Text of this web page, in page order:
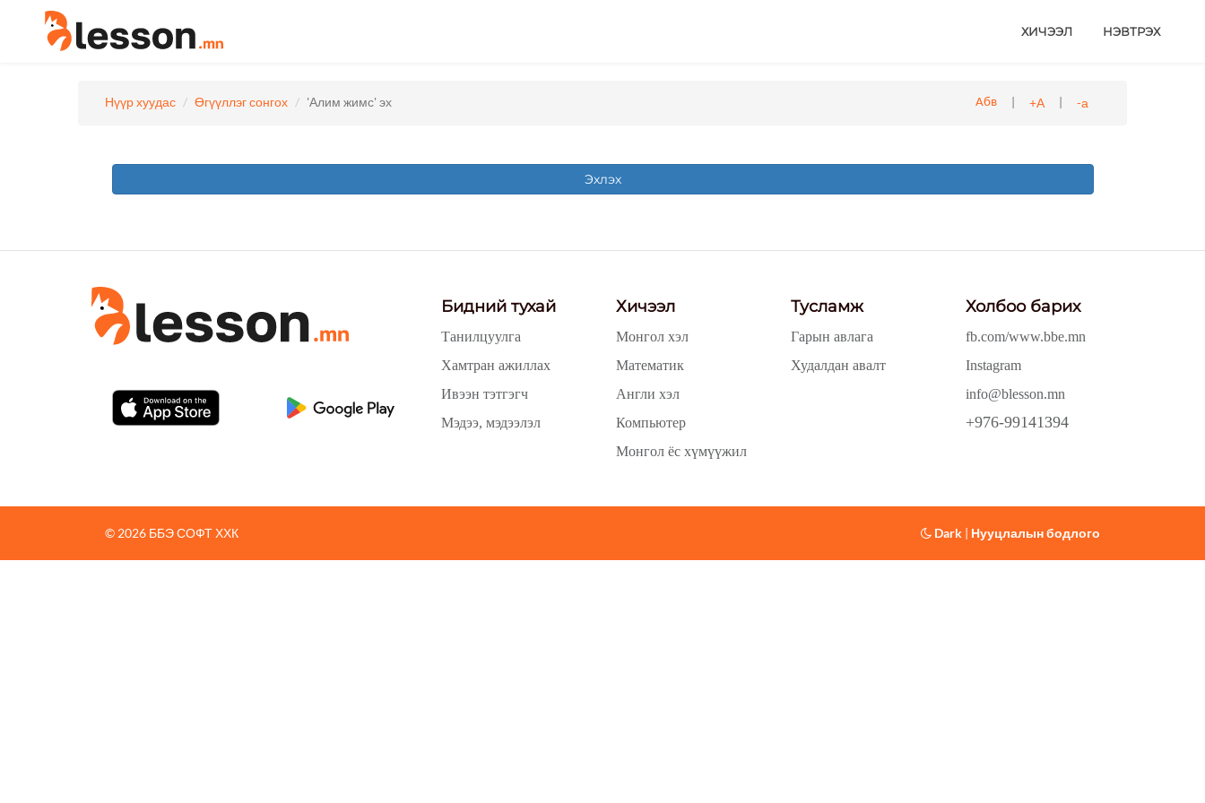
ХИЧЭЭЛ НЭВТРЭХ
Нүүр хуудас Өгүүллэг сонгох 'Алим жимс' эх Абв | +А | -а
Эхлэх
Бидний тухай
Танилцуулга
Хамтран ажиллах
Ивээн тэтгэгч
Мэдээ, мэдээлэл
Хичээл
Монгол хэл
Математик
Англи хэл
Компьютер
Монгол ёс хүмүүжил
Тусламж
Гарын авлага
Худалдан авалт
Холбоо барих
fb.com/www.bbe.mn
Instagram
info@blesson.mn
+976-99141394
© 2026 ББЭ СОФТ ХХК Dark | Нууцлалын бодлого